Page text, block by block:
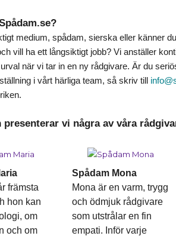
medium, spådam, sierska eller känner
vill ha ett långsiktigt jobb? Vi anställer
när vi tar in en ny rådgivare. Är du
i vårt härliga team, så skriv till
presenterar vi några av våra
främsta
hon kan
om
och om
Spådam Mona
Mona är en varm, trygg
och ödmjuk rådgivare
som utstrålar en fin
empati. Inför varje